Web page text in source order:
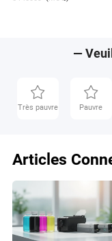
secteur des
l'évaluation de
pour aider les
d'Aiyana est
—
Très pauvre Pauvre
Articles